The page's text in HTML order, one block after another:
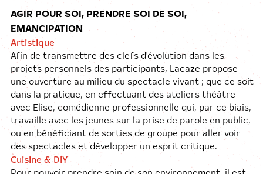
AGIR POUR SOI, PRENDRE SOI DE SOI,
EMANCIPATION
Artistique
Afin de transmettre des clefs d'évolution dans les
projets personnels des participants, Lacaze propose
une ouverture au milieu du spectacle vivant ; que ce soit
dans la pratique, en effectuant des ateliers théâtre
avec Elise, comédienne professionnelle qui, par ce biais,
travaille avec les jeunes sur la prise de parole en public,
ou en bénéficiant de sorties de groupe pour aller voir
des spectacles et développer un esprit critique.
Cuisine & DIY